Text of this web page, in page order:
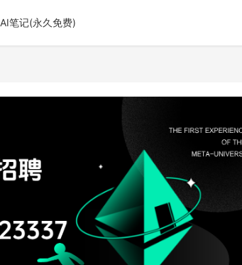
AI笔记(永久免费)